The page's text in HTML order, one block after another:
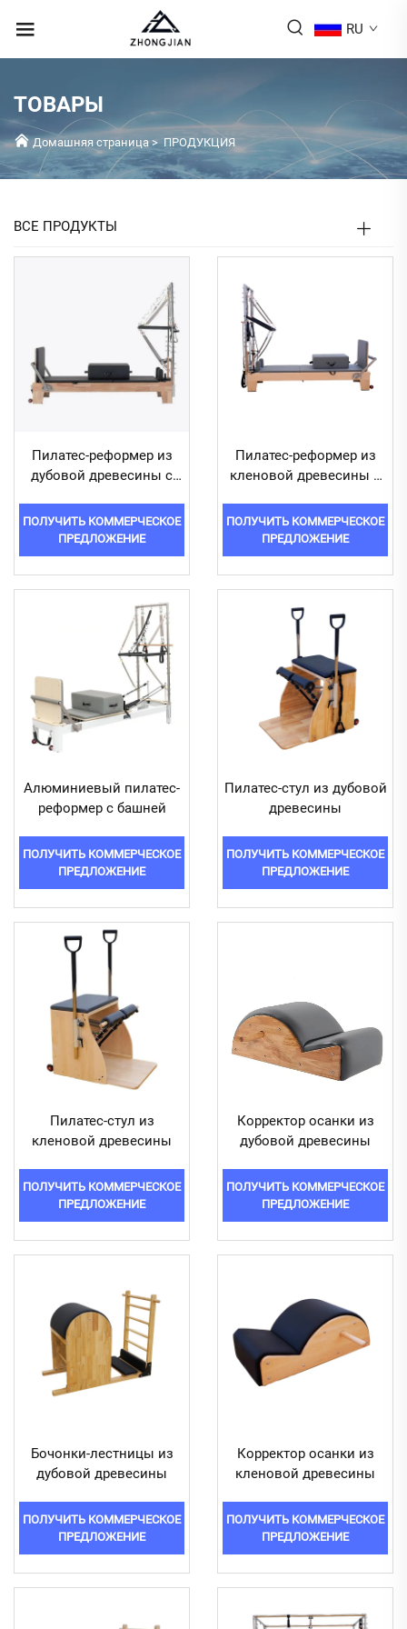
RU
ТОВАРЫ
Домашняя страница>ПРОДУКЦИЯ
ВСЕ ПРОДУКТЫ
Пилатес-реформер из
дубовой древесины с
ПОЛУЧИТЬ КОММЕРЧЕСКОЕ
ПРЕДЛОЖЕНИЕ
Пилатес-реформер из
кленовой древесины с
ПОЛУЧИТЬ КОММЕРЧЕСКОЕ
ПРЕДЛОЖЕНИЕ
Алюминиевый пилатес-
реформер с башней
ПОЛУЧИТЬ КОММЕРЧЕСКОЕ
ПРЕДЛОЖЕНИЕ
Пилатес-стул из дубовой
древесины
ПОЛУЧИТЬ КОММЕРЧЕСКОЕ
ПРЕДЛОЖЕНИЕ
Пилатес-стул из
кленовой древесины
ПОЛУЧИТЬ КОММЕРЧЕСКОЕ
ПРЕДЛОЖЕНИЕ
Корректор осанки из
дубовой древесины
ПОЛУЧИТЬ КОММЕРЧЕСКОЕ
ПРЕДЛОЖЕНИЕ
Бочонки-лестницы из
дубовой древесины
ПОЛУЧИТЬ КОММЕРЧЕСКОЕ
ПРЕДЛОЖЕНИЕ
Корректор осанки из
кленовой древесины
ПОЛУЧИТЬ КОММЕРЧЕСКОЕ
ПРЕДЛОЖЕНИЕ